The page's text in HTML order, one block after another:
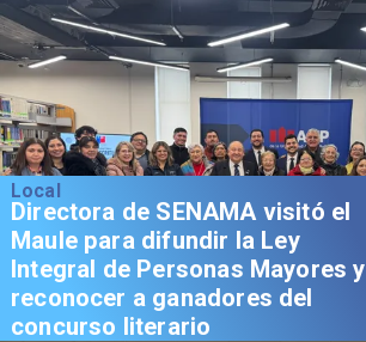
Local
Directora de SENAMA visitó el
Maule para difundir la Ley
Integral de Personas Mayores y
reconocer a ganadores del
concurso literario